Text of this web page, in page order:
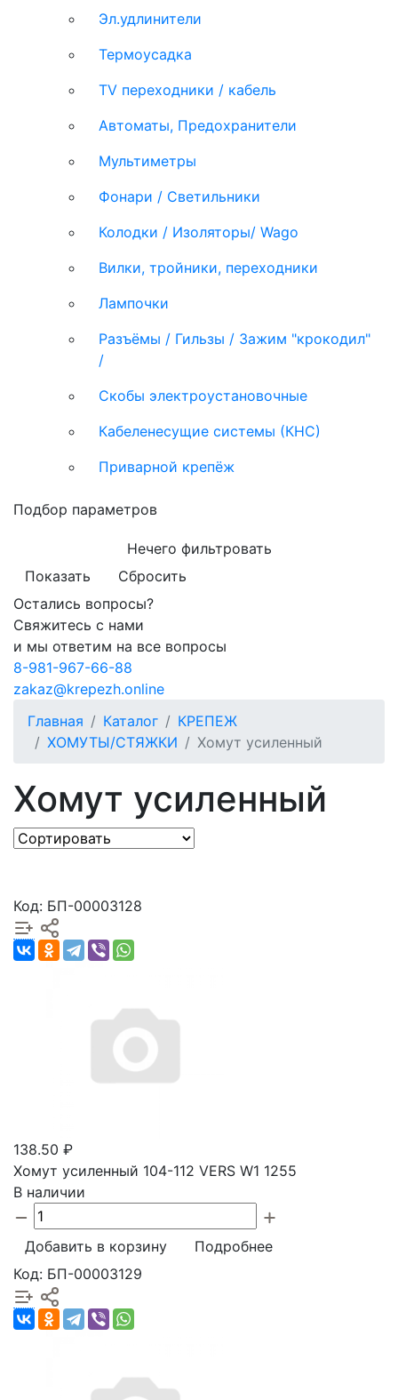
Эл.удлинители
Термоусадка
TV переходники / кабель
Автоматы, Предохранители
Мультиметры
Фонари / Светильники
Колодки / Изоляторы/ Wago
Вилки, тройники, переходники
Лампочки
Разъёмы / Гильзы / Зажим "крокодил"
/
Скобы электроустановочные
Кабеленесущие системы (КНС)
Приварной крепёж
Подбор параметров
Нечего фильтровать
Показать
Сбросить
Остались вопросы?
Свяжитесь с нами
и мы ответим на все вопросы
8-981-967-66-88
zakaz@krepezh.online
Главная
Каталог
КРЕПЕЖ
ХОМУТЫ/СТЯЖКИ
Хомут усиленный
Хомут усиленный
Код: БП-00003128
138.50 ₽
Хомут усиленный 104-112 VERS W1 1255
В наличии
Добавить в корзину
Подробнее
Код: БП-00003129